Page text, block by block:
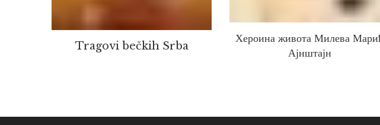
Tragovi bečkih Srba
Хероина живота Милева
Ајнштајн